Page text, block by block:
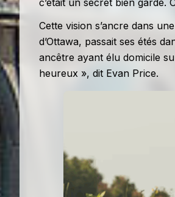
c’était un secret bien gardé.
Cette vision s’ancre dans
d’Ottawa, passait ses étés
ancêtre ayant élu domicile
heureux », dit Evan Price.